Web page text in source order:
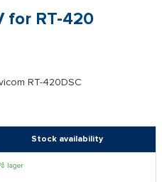
for RT-420
RT-420DSC
Stock availability
lager